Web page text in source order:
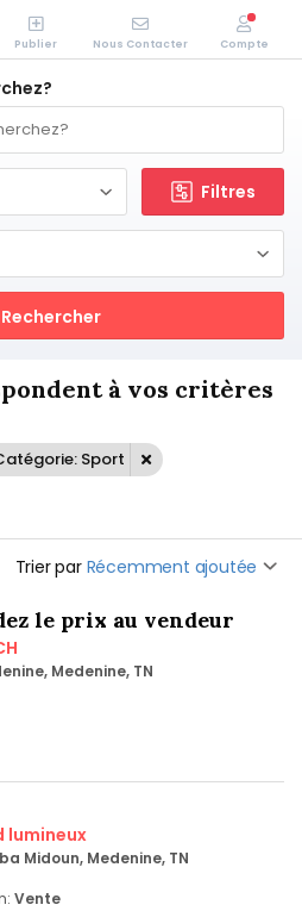
Filtres
Rechercher
à vos critères
Sport
Trier par Récemment ajoutée
le prix au vendeur
Medenine, TN
lumineux
Midoun, Medenine, TN
Vente
Publier Nous Contacter Compte